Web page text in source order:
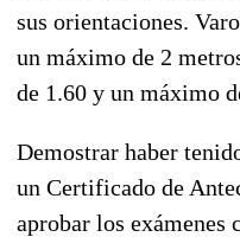
sus orientaciones.
un máximo de 2
de 1.60 y un máximo
Demostrar haber
un Certificado de
aprobar los exámenes